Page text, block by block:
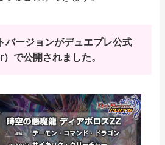
バージョンがデュエプレ公式
で公開されました。